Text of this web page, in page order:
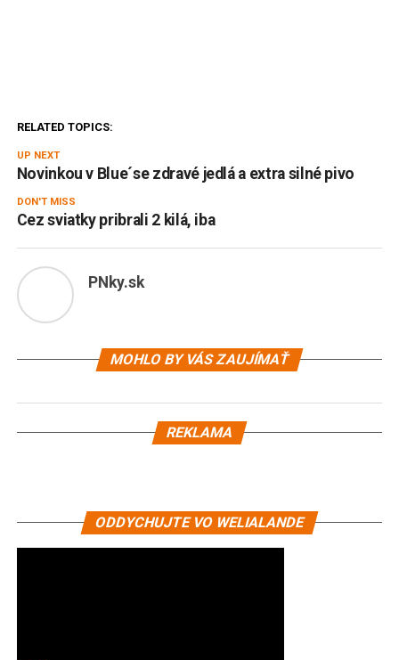
RELATED TOPICS:
UP NEXT
Novinkou v Blue´se zdravé jedlá a extra silné pivo
DON'T MISS
Cez sviatky pribrali 2 kilá, iba
PNky.sk
MOHLO BY VÁS ZAUJÍMAŤ
REKLAMA
ODDYCHUJTE VO WELIALANDE